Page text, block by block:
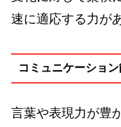
速に適応する力が
コミュニケーション
言葉や表現力が豊